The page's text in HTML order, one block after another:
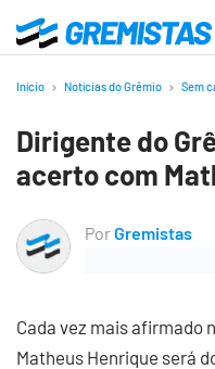
para
principal
Gremistas
Início Notícias do Grêmio Sem
Dirigente do
acerto com
PorGremistas
Cada vez mais afirmado
Matheus Henrique será